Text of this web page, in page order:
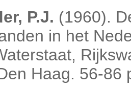
P.J. (1960).
in het
Haag. 56-86